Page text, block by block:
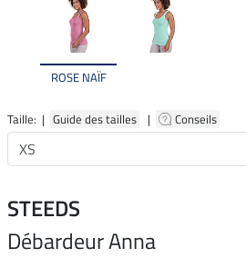
ROSE NAÏF
Taille: | Guide des tailles | Conseils
STEEDS
Débardeur Anna